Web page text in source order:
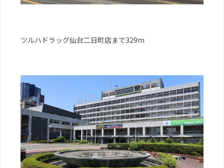
ツルハドラッグ仙台二日町店まで329m